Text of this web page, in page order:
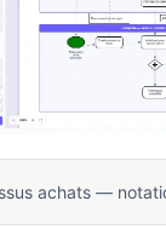
achats —